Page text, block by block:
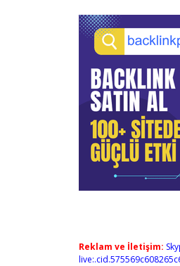
Reklam ve İletişim: